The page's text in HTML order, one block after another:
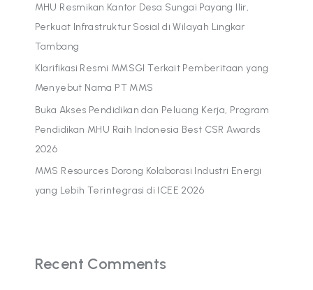
MHU Resmikan Kantor Desa Sungai Payang Ilir,
Perkuat Infrastruktur Sosial di Wilayah Lingkar
Tambang
Klarifikasi Resmi MMSGI Terkait Pemberitaan yang
Menyebut Nama PT MMS
Buka Akses Pendidikan dan Peluang Kerja, Program
Pendidikan MHU Raih Indonesia Best CSR Awards
2026
MMS Resources Dorong Kolaborasi Industri Energi
yang Lebih Terintegrasi di ICEE 2026
Recent Comments